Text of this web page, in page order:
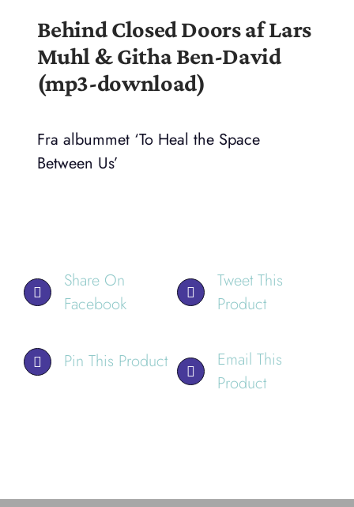
Behind Closed Doors af Lars
Muhl & Githa Ben-David
(mp3-download)
Fra albummet ‘To Heal the Space
Between Us’
Share On
Facebook
Tweet This
Product
Pin This Product
Email This
Product